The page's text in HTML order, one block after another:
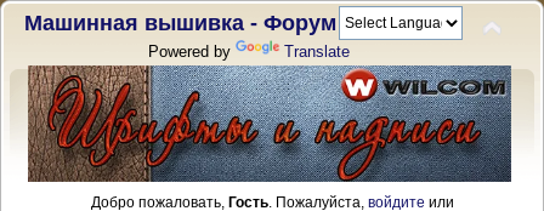
Машинная вышивка - Форум
Powered by Translate
Добро пожаловать, Гость. Пожалуйста, войдите или